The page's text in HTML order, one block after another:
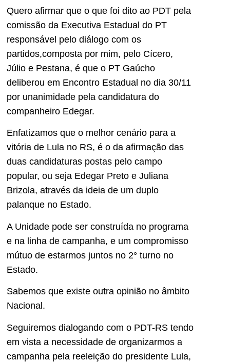
Quero afirmar que o que foi dito ao PDT pela
comissão da Executiva Estadual do PT
responsável pelo diálogo com os
partidos,composta por mim, pelo Cícero,
Júlio e Pestana, é que o PT Gaúcho
deliberou em Encontro Estadual no dia 30/11
por unanimidade pela candidatura do
companheiro Edegar.
Enfatizamos que o melhor cenário para a
vitória de Lula no RS, é o da afirmação das
duas candidaturas postas pelo campo
popular, ou seja Edegar Preto e Juliana
Brizola, através da ideia de um duplo
palanque no Estado.
A Unidade pode ser construída no programa
e na linha de campanha, e um compromisso
mútuo de estarmos juntos no 2° turno no
Estado.
Sabemos que existe outra opinião no âmbito
Nacional.
Seguiremos dialogando com o PDT-RS tendo
em vista a necessidade de organizarmos a
campanha pela reeleição do presidente Lula,